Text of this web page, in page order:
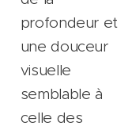
profondeur et
une douceur
visuelle
semblable à
celle des